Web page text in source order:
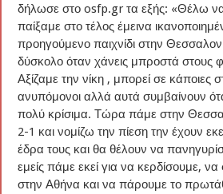
δήλωσε στο osfp.gr τα εξής: «Θέλω
παίξαμε στο τέλος έμεινα
προηγούμενο παιχνίδι στην
δύσκολο όταν χάνεις μπροστά στους
Αξίζαμε την νίκη , μπορεί σε κάποιες
ανυπόμονοι αλλά αυτά συμβαίνουν
πολύ κρίσιμα. Τώρα πάμε στην
2-1 και νομίζω την πίεση την έχουν
έδρα τους και θα θέλουν να
εμείς πάμε εκεί για να κερδίσουμε,
στην Αθήνα και να πάρουμε το